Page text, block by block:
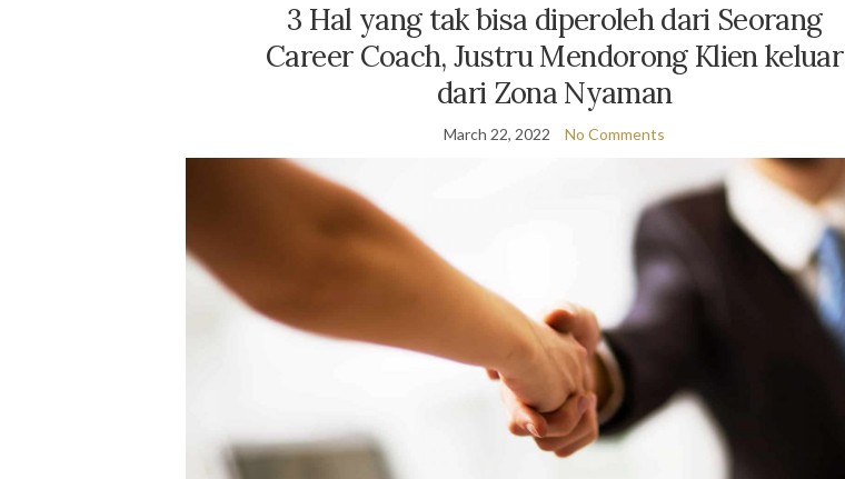
3 Hal yang tak bisa diperoleh dari Seorang
Career Coach, Justru Mendorong Klien keluar
dari Zona Nyaman
March 22, 2022 No Comments